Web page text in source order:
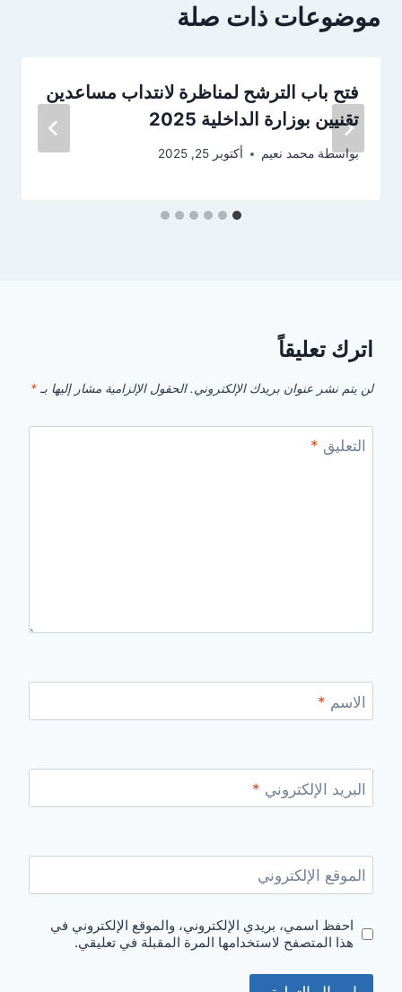
موضوعات ذات صلة
فتح باب الترشح لمناظرة لانتداب مساعدين
تقنيين بوزارة الداخلية 2025
بواسطة محمد نعيم أكتوبر 25, 2025
اترك تعليقاً
لن يتم نشر عنوان بريدك الإلكتروني. الحقول الإلزامية مشار إليها بـ *
التعليق *
الاسم *
البريد الإلكتروني *
الموقع الإلكتروني
احفظ اسمي، بريدي الإلكتروني، والموقع الإلكتروني في
هذا المتصفح لاستخدامها المرة المقبلة في تعليقي.